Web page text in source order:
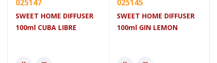
025147
SWEET HOME DIFFUSER
100ml CUBA LIBRE
025145
SWEET HOME DIFFUSER
100ml GIN LEMON